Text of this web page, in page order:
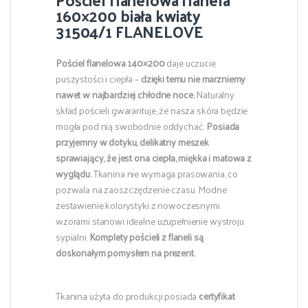
160×200 biała kwiaty
31504/1 FLANELOVE
Pościel flanelowa 140×200daje uczucie
puszystości i ciepła –dzięki temunie marzniemy
nawet w najbardziej chłodne noce.Naturalny
skład pościeli gwarantuje, że nasza skóra będzie
mogła pod nią swobodnie oddychać.Posiada
przyjemny w dotyku, delikatny meszek
sprawiający, że jest ona ciepła, miękka i matowa z
wyglądu.Tkanina nie wymaga prasowania, co
pozwala na zaoszczędzenie czasu. Modne
zestawienie kolorystyki z nowoczesnymi
wzorami stanowi idealne uzupełnienie wystroju
sypialni.Komplety pościeli z flaneli są
doskonałym pomysłem na prezent.
Tkanina użyta do produkcji posiada certyfikat